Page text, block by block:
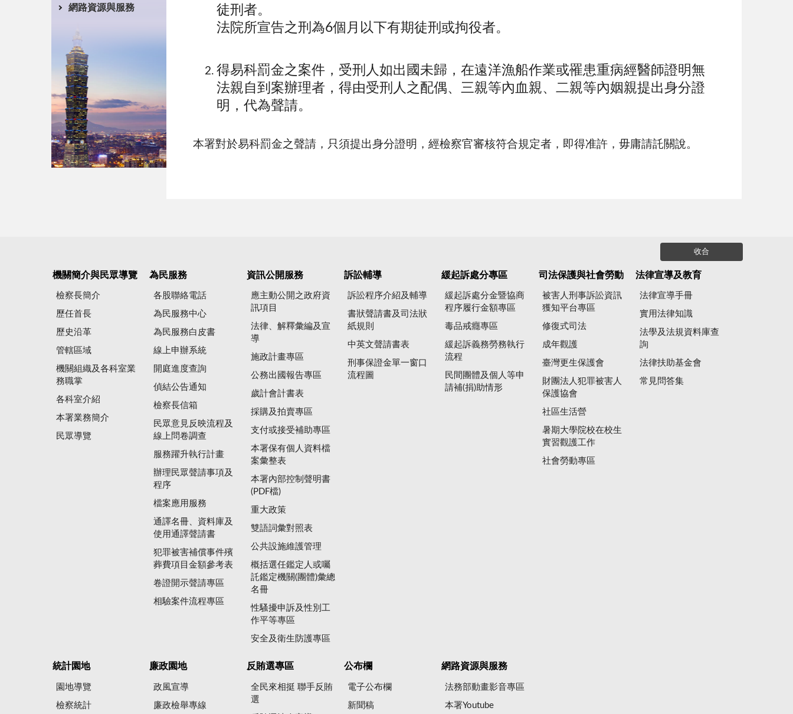
網路資源與服務
徒刑者。
法院所宣告之刑為6個月以下有期徒刑或拘役者。
得易科罰金之案件，受刑人如出國未歸，在遠洋漁船作業或罹患重病經醫師證明無
法親自到案辦理者，得由受刑人之配偶、三親等內血親、二親等內姻親提出身分證
明，代為聲請。
本署對於易科罰金之聲請，只須提出身分證明，經檢察官審核符合規定者，即得准許，毋庸請託關說。
收合
機關簡介與民眾導覽
檢察長簡介
歷任首長
歷史沿革
管轄區域
機關組織及各科室業
務職掌
各科室介紹
本署業務簡介
民眾導覽
為民服務
各股聯絡電話
為民服務中心
為民服務白皮書
線上申辦系統
開庭進度查詢
偵結公告通知
檢察長信箱
民眾意見反映流程及
線上問卷調查
服務躍升執行計畫
辦理民眾聲請事項及
程序
檔案應用服務
通譯名冊、資料庫及
使用通譯聲請書
犯罪被害補償事件殯
葬費項目金額參考表
卷證開示聲請專區
相驗案件流程專區
資訊公開服務
應主動公開之政府資
訊項目
法律、解釋彙編及宣
導
施政計畫專區
公務出國報告專區
歲計會計書表
採購及拍賣專區
支付或接受補助專區
本署保有個人資料檔
案彙整表
本署內部控制聲明書
(PDF檔)
重大政策
雙語詞彙對照表
公共設施維護管理
概括選任鑑定人或囑
託鑑定機關(團體)彙總
名冊
性騷擾申訴及性別工
作平等專區
安全及衛生防護專區
訴訟輔導
訴訟程序介紹及輔導
書狀聲請書及司法狀
紙規則
中英文聲請書表
刑事保證金單一窗口
流程圖
緩起訴處分專區
緩起訴處分金暨協商
程序履行金額專區
毒品戒癮專區
緩起訴義務勞務執行
流程
民間團體及個人等申
請補(捐)助情形
司法保護與社會勞動
被害人刑事訴訟資訊
獲知平台專區
修復式司法
成年觀護
臺灣更生保護會
財團法人犯罪被害人
保護協會
社區生活營
暑期大學院校在校生
實習觀護工作
社會勞動專區
法律宣導及教育
法律宣導手冊
實用法律知識
法學及法規資料庫查
詢
法律扶助基金會
常見問答集
統計園地
園地導覽
檢察統計
廉政園地
政風宣導
廉政檢舉專線
反賄選專區
全民來相挺 聯手反賄
選
公布欄
電子公布欄
新聞稿
網路資源與服務
法務部動畫影音專區
本署Youtube